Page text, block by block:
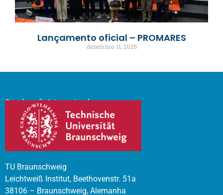
Lançamento oficial – PROMARES
dezembro 11, 2025
Coordenação Internacional
TU Braunschweig
Leichtweiß Institut, Beethovenstr. 51a
38106 – Braunschweig, Alemanha